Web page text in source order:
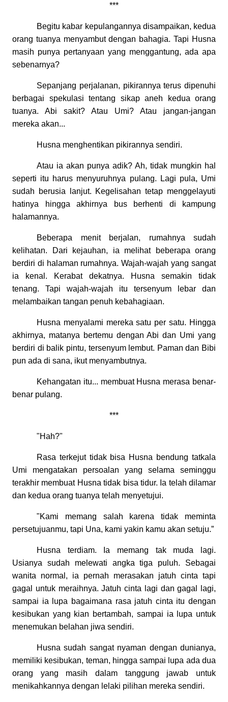
***
Begitu kabar kepulangannya disampaikan, kedua
orang tuanya menyambut dengan bahagia. Tapi Husna
masih punya pertanyaan yang menggantung, ada apa
sebenarnya?
Sepanjang perjalanan, pikirannya terus dipenuhi
berbagai spekulasi tentang sikap aneh kedua orang
tuanya. Abi sakit? Atau Umi? Atau jangan-jangan
mereka akan...
Husna menghentikan pikirannya sendiri.
Atau ia akan punya adik? Ah, tidak mungkin hal
seperti itu harus menyuruhnya pulang. Lagi pula, Umi
sudah berusia lanjut. Kegelisahan tetap menggelayuti
hatinya hingga akhirnya bus berhenti di kampung
halamannya.
Beberapa menit berjalan, rumahnya sudah
kelihatan. Dari kejauhan, ia melihat beberapa orang
berdiri di halaman rumahnya. Wajah-wajah yang sangat
ia kenal. Kerabat dekatnya. Husna semakin tidak
tenang. Tapi wajah-wajah itu tersenyum lebar dan
melambaikan tangan penuh kebahagiaan.
Husna menyalami mereka satu per satu. Hingga
akhirnya, matanya bertemu dengan Abi dan Umi yang
berdiri di balik pintu, tersenyum lembut. Paman dan Bibi
pun ada di sana, ikut menyambutnya.
Kehangatan itu... membuat Husna merasa benar-
benar pulang.
***
"Hah?"
Rasa terkejut tidak bisa Husna bendung tatkala
Umi mengatakan persoalan yang selama seminggu
terakhir membuat Husna tidak bisa tidur. Ia telah dilamar
dan kedua orang tuanya telah menyetujui.
"Kami memang salah karena tidak meminta
persetujuanmu, tapi Una, kami yakin kamu akan setuju.”
Husna terdiam. Ia memang tak muda lagi.
Usianya sudah melewati angka tiga puluh. Sebagai
wanita normal, ia pernah merasakan jatuh cinta tapi
gagal untuk meraihnya. Jatuh cinta lagi dan gagal lagi,
sampai ia lupa bagaimana rasa jatuh cinta itu dengan
kesibukan yang kian bertambah, sampai ia lupa untuk
menemukan belahan jiwa sendiri.
Husna sudah sangat nyaman dengan dunianya,
memiliki kesibukan, teman, hingga sampai lupa ada dua
orang yang masih dalam tanggung jawab untuk
menikahkannya dengan lelaki pilihan mereka sendiri.